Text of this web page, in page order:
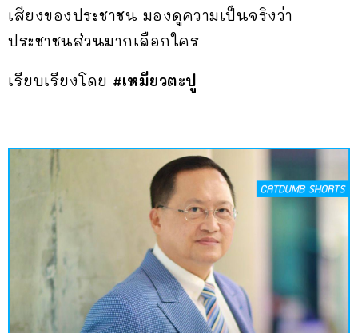
เสียงของประชาชน มองดูความเป็นจริงว่า
ประชาชนส่วนมากเลือกใคร
เรียบเรียงโดย #เหมียวตะปู